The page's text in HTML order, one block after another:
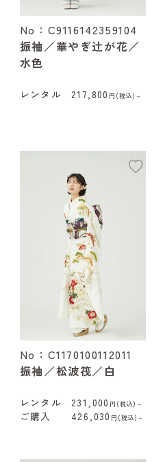
No：C9116142359104
振袖／華やぎ辻が花／
水色
レンタル 217,800 円(税込)～
No：C1170100112011
振袖／松波筏／白
レンタル 231,000 円(税込)～
ご購入 426,030 円(税込)～